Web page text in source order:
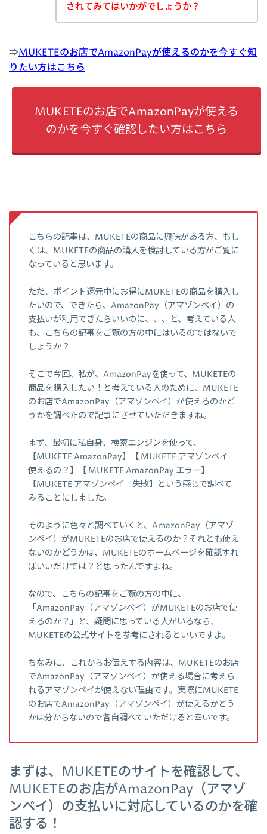
されてみてはいかがでしょうか？
⇒MUKETEのお店でAmazonPayが使えるのかを今すぐ知
りたい方はこちら
MUKETEのお店でAmazonPayが使える
のかを今すぐ確認したい方はこちら
こちらの記事は、MUKETEの商品に興味がある方、もし
くは、MUKETEの商品の購入を検討している方がご覧に
なっていると思います。
ただ、ポイント還元中にお得にMUKETEの商品を購入し
たいので、できたら、AmazonPay（アマゾンペイ）の
支払いが利用できたらいいのに、、、と、考えている人
も、こちらの記事をご覧の方の中にはいるのではないで
しょうか？
そこで今回、私が、AmazonPayを使って、MUKETEの
商品を購入したい！と考えている人のために、MUKETE
のお店でAmazonPay（アマゾンペイ）が使えるのかど
うかを調べたので記事にさせていただきますね。
まず、最初に私自身、検索エンジンを使って、
【MUKETE AmazonPay】【 MUKETE アマゾンペイ
使えるの？】【 MUKETE AmazonPay エラー】
【MUKETE アマゾンペイ 失敗】という感じで調べて
みることにしました。
そのように色々と調べていくと、AmazonPay（アマゾ
ンペイ）がMUKETEのお店で使えるのか？それとも使え
ないのかどうかは、MUKETEのホームページを確認すれ
ばいいだけでは？と思ったんですよね。
なので、こちらの記事をご覧の方の中に、
「AmazonPay（アマゾンペイ）がMUKETEのお店で使
えるのか？」と、疑問に思っている人がいるなら、
MUKETEの公式サイトを参考にされるといいですよ。
ちなみに、これからお伝えする内容は、MUKETEのお店
でAmazonPay（アマゾンペイ）が使える場合に考えら
れるアマゾンペイが使えない理由です。実際にMUKETE
のお店でAmazonPay（アマゾンペイ）が使えるかどう
かは分からないので各自調べていただけると幸いです。
まずは、MUKETEのサイトを確認して、
MUKETEのお店がAmazonPay（アマゾ
ンペイ）の支払いに対応しているのかを確
認する！